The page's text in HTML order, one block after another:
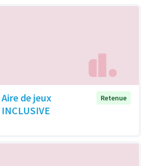
de jeux
Retenue